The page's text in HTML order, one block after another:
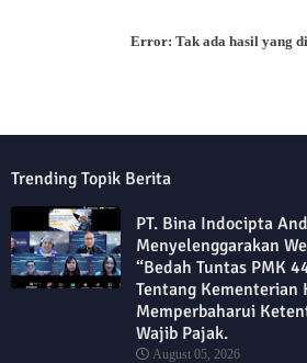
Error: Tak ada hasil yang
Trending Topik Berita
PT. Bina Indocipta
Menyelenggarakan
“Bedah Tuntas PMK
Tentang Kementerian
Memperbaharui
Wajib Pajak.
August 05, 2026